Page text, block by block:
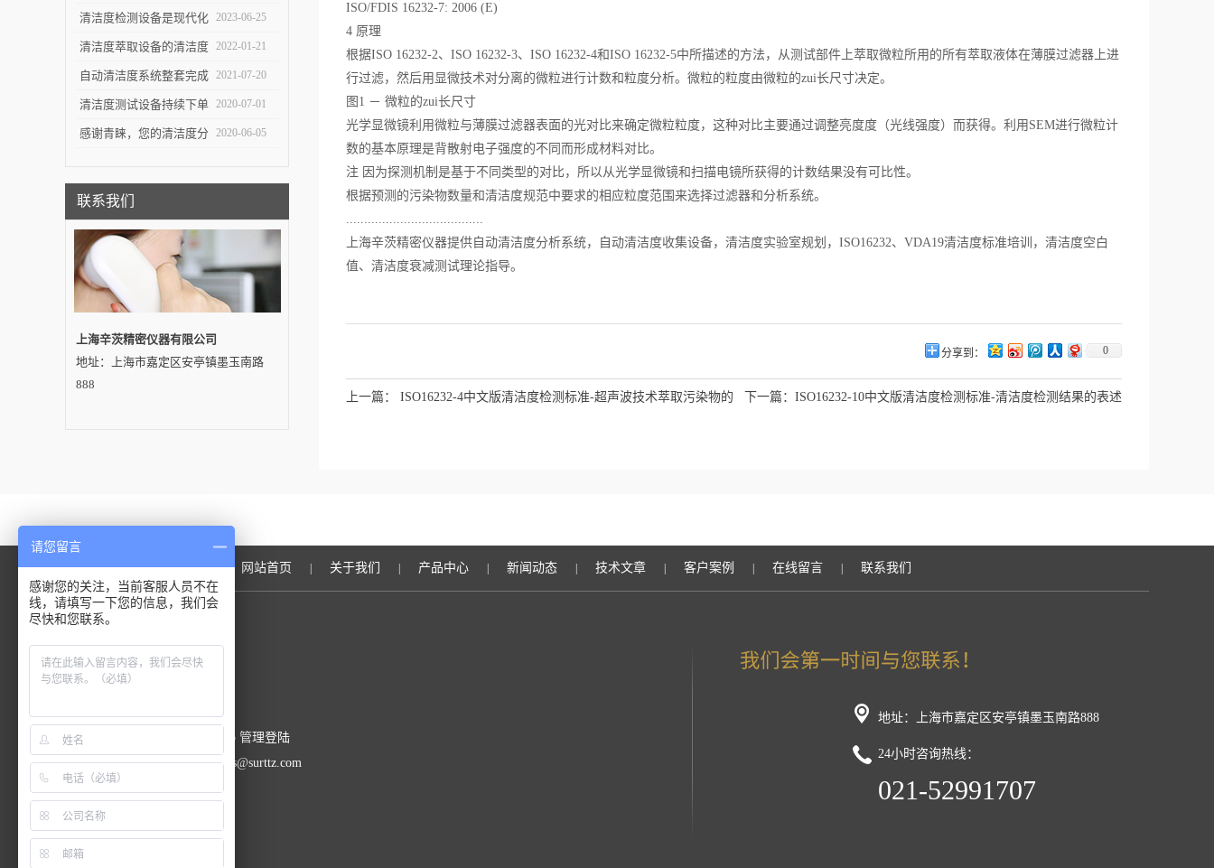
评估物体表面清洁程度的
重要工具
清洁度检测设备是现代化
生产中*一环
2023-06-25
清洁度萃取设备的清洁度
测试对于不同系统的组件
有不同的意义
2022-01-21
自动清洁度系统整套完成
交付——吉林客户
2021-07-20
清洁度测试设备持续下单 2020-07-01
感谢青睐，您的清洁度分 2020-06-05
联系我们
上海辛茨精密仪器有限公司
地址：上海市嘉定区安亭镇墨玉南路
888
ISO/FDIS 16232-7: 2006 (E)
4 原理
根据ISO 16232-2、ISO 16232-3、ISO 16232-4和ISO 16232-5中所描述的方法，从测试部件上萃取微粒所用的所有萃取液体在薄膜过滤器上进
行过滤，然后用显微技术对分离的微粒进行计数和粒度分析。微粒的粒度由微粒的zui长尺寸决定。
图1 － 微粒的zui长尺寸
光学显微镜利用微粒与薄膜过滤器表面的光对比来确定微粒粒度，这种对比主要通过调整亮度度（光线强度）而获得。利用SEM进行微粒计
数的基本原理是背散射电子强度的不同而形成材料对比。
注 因为探测机制是基于不同类型的对比，所以从光学显微镜和扫描电镜所获得的计数结果没有可比性。
根据预测的污染物数量和清洁度规范中要求的相应粒度范围来选择过滤器和分析系统。
......................................
上海辛茨精密仪器提供自动清洁度分析系统，自动清洁度收集设备，清洁度实验室规划，ISO16232、VDA19清洁度标准培训，清洁度空白
值、清洁度衰减测试理论指导。
分享到： 0
上一篇： ISO16232-4中文版清洁度检测标准-超声波技术萃取污染物的 下一篇： ISO16232-10中文版清洁度检测标准-清洁度检测结果的表述
网站首页 关于我们 产品中心 新闻动态 技术文章 客户案例 在线留言 联系我们
总流量：334853
GoogleSitemap 管理登陆
联系人：李经理 邮 箱：sales@surttz.com
地址：上海市嘉定区安亭镇墨玉南路888
24小时咨询热线：
021-52991707
请您留言
感谢您的关注，当前客服人员不在
线，请填写一下您的信息，我们会
尽快和您联系。